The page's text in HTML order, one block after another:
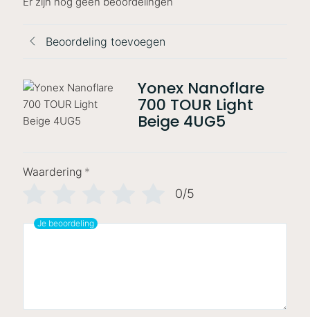
Beoordeling toevoegen
Yonex Nanoflare
700 TOUR Light
Beige 4UG5
Waardering *
0/5
Je beoordeling